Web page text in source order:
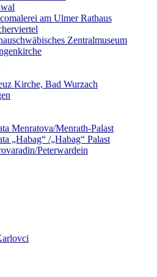
am Ulmer Rathaus
Zentralmuseum
Kirche, Bad Wurzach
Menratova/Menrath-Palast
„Habag“ /„Habag“ Palast
Peterwardein